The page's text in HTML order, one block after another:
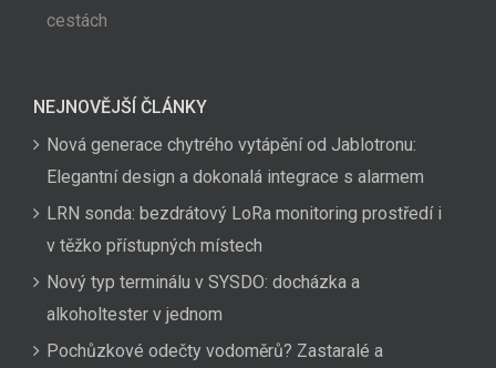
cestách
NEJNOVĚJŠÍ ČLÁNKY
Nová generace chytrého vytápění od Jablotronu:
Elegantní design a dokonalá integrace s alarmem
LRN sonda: bezdrátový LoRa monitoring prostředí i
v těžko přístupných místech
Nový typ terminálu v SYSDO: docházka a
alkoholtester v jednom
Pochůzkové odečty vodoměrů? Zastaralé a